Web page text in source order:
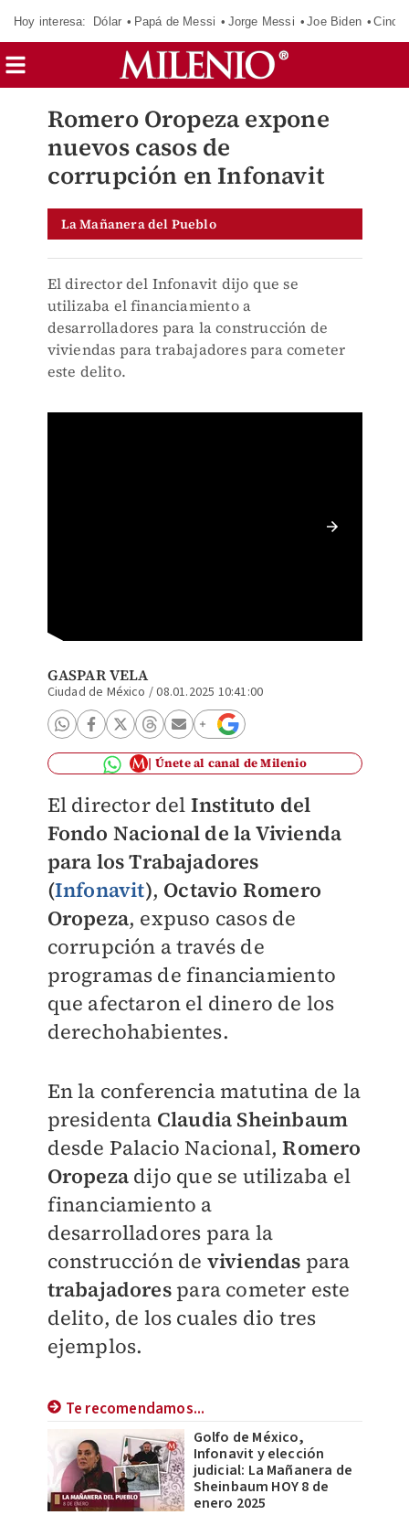
Hoy interesa: Dólar Papá de Messi Jorge Messi Joe Biden
Romero Oropeza expone
nuevos casos de
corrupción en Infonavit
La Mañanera del Pueblo
El director del Infonavit dijo que se
utilizaba el financiamiento a
desarrolladores para la construcción de
viviendas para trabajadores para cometer
este delito.
GASPAR VELA
Ciudad de México /08.01.2025 10:41:00
Únete al canal de Milenio
El director del Instituto del
Fondo Nacional de la Vivienda
para los Trabajadores
(Infonavit), Octavio Romero
Oropeza, expuso casos de
corrupción a través de
programas de financiamiento
que afectaron el dinero de los
derechohabientes.
En la conferencia matutina de la
presidenta Claudia Sheinbaum
desde Palacio Nacional, Romero
Oropeza dijo que se utilizaba el
financiamiento a
desarrolladores para la
construcción de viviendas para
trabajadorespara cometer este
delito, de los cuales dio tres
ejemplos.
Te recomendamos...
Golfo de México,
Infonavit y elección
judicial: La Mañanera de
Sheinbaum HOY 8 de
enero 2025